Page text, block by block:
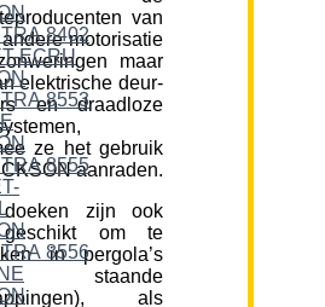
van
motorisatie
maar
elektrische deur-
en draadloze
ze het gebruik
aanraden.
zijn ook
om te
in pergola’s
staande
als